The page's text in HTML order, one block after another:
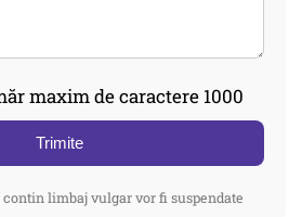
maxim de caractere 1000
Trimite
limbaj vulgar vor fi suspendate